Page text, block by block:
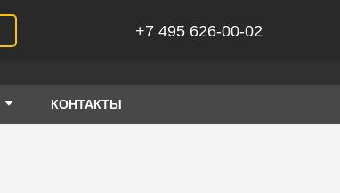
+7 495 626-00-02
КОНТАКТЫ